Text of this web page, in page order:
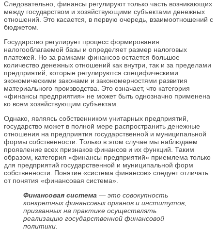
Следовательно, финансы регулируют только часть возникающих
между государством и хозяйствующими субъектами денежных
отношений. Это касается, в первую очередь, взаимоотношений с
бюджетом.
Государство регулирует процесс формирования
налогооблагаемой базы и определяет размер налоговых
платежей. Но за рамками финансов остается большое
количество денежных отношений как внутри, так и за пределами
предприятий, которые регулируются специфическими
экономическими законами и закономерностями развития
материального производства. Это означает, что категория
«финансы предприятия» не может быть однозначно применена
ко всем хозяйствующим субъектам.
Однако, являясь собственником унитарных предприятий,
государство может в полной мере распространить денежные
отношения на предприятия государственной и муниципальной
формы собственности. Только в этом случае мы наблюдаем
проявление всех признаков финансов и их функций. Таким
образом, категория «финансы предприятий» приемлема только
для предприятий государственной и муниципальной форм
собственности. Понятие «система финансов» следует отличать
от понятия «финансовая система».
Финансовая система — это совокупность
конкретных финансовых органов и институтов,
призванных на практике осуществлять
реализацию государственной финансовой
политики.